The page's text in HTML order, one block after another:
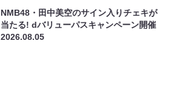
NMB48・田中美空のサイン入りチェキが
当たる! dバリューパスキャンペーン開催
2026.08.05